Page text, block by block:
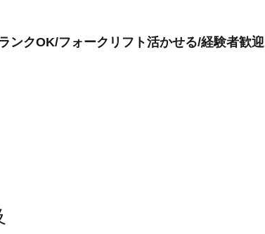
ンクOK/フォークリフト活かせる/経験者歓迎